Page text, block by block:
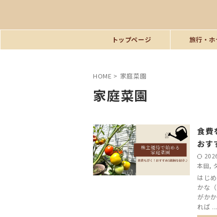
トップページ 旅行・
HOME > 家庭菜園
家庭菜園
食費
おす
本田,
はじ
かな
がか
れば ...